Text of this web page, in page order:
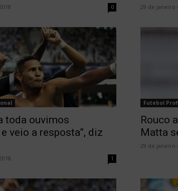
0 29 de janeiro
toda ouvimos
veio a resposta”, diz
1
Futebol
Rouco
Matta
29 de janeiro